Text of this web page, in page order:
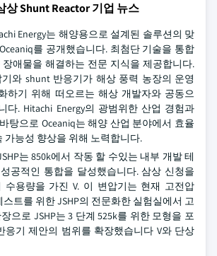
상 Shunt Reactor 기업 뉴스
Energy는 해양용으로 설계된 솔루션의 맞
를 공개했습니다. 최첨단 기술을 통합
애물을 해결하는 전문 지식을 제공합니다.
기와 shunt 반응기가 해상 풍력 농장의 운영
하기 위해 떠오르는 해상 개발자와 공동으
다. Hitachi Energy의 광범위한 산업 경험과
탕으로 Oceaniq는 해양 산업 분야에서 효율
가능성 향상을 위해 노력합니다.
는 850k에서 작동 할 수있는 내부 개발 테
공적인 통합을 달성했습니다. 삼상 신청을
수용량을 가진 V. 이 변압기는 현재 고전압
트를 위한 JSHP의 전문화한 실험실에서 고
으로 JSHP는 3 단계 525k를 위한 모형을 포
응기 제안의 범위를 확장했습니다 V와 단상